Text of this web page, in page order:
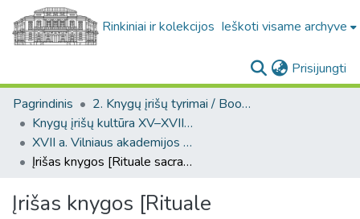
Rinkiniai ir kolekcijos Ieškoti visame archyve
Prisijungti
Pagrindinis
2. Knygų įrišų tyrimai / Bookbindings research
Knygų įrišų kultūra XV–XVIII a. LDK teritorijoje / Bookbinding culture in the 15th–18th-century GDL
XVII a. Vilniaus akademijos spaustuvės leidinių įrišai / 17-th century bindings of the Vilnius Academy printing house
Įrišas knygos [Rituale sacramentorum ac aliarum ecclesiae ceremoniarum, ex rituali iuxta decretum Synodi ... . Vilnae : typis Acad. Soc. Iesu, 1675.]
Įrišas knygos [Rituale